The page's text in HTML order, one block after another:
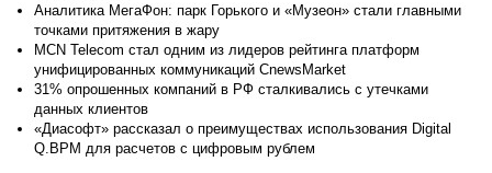
Аналитика МегаФон: парк Горького и «Музеон» стали главными
точками притяжения в жару
MCN Telecom стал одним из лидеров рейтинга платформ
унифицированных коммуникаций CnewsMarket
31% опрошенных компаний в РФ сталкивались с утечками
данных клиентов
«Диасофт» рассказал о преимуществах использования Digital
Q.BPM для расчетов с цифровым рублем